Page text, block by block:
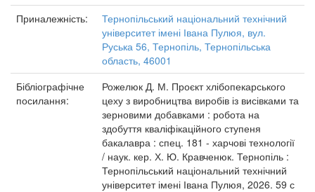
Приналежність:
Тернопільський національний технічний
університет імені Івана Пулюя, вул.
Руська 56, Тернопіль, Тернопільська
область, 46001
Бібліографічне
посилання:
Рожелюк Д. М. Проєкт хлібопекарського
цеху з виробництва виробів із висівками та
зерновими добавками : робота на
здобуття кваліфікаційного ступеня
бакалавра : спец. 181 - харчові технології
/ наук. кер. Х. Ю. Кравченюк. Тернопіль :
Тернопільський національний технічний
університет імені Івана Пулюя, 2026. 59 с